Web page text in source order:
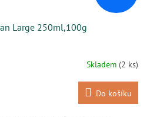
Large 250ml,100g
Skladem (2 ks)
Do košíku